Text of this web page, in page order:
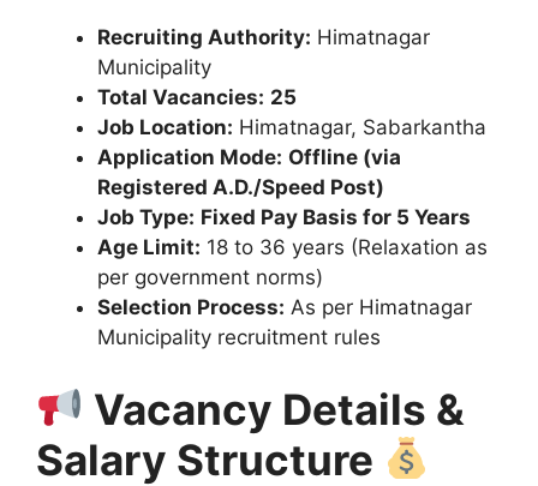
Recruiting Authority: Himatnagar
Municipality
Total Vacancies: 25
Job Location: Himatnagar, Sabarkantha
Application Mode: Offline (via
Registered A.D./Speed Post)
Job Type: Fixed Pay Basis for 5 Years
Age Limit: 18 to 36 years (Relaxation as
per government norms)
Selection Process: As per Himatnagar
Municipality recruitment rules
Vacancy Details &
Salary Structure